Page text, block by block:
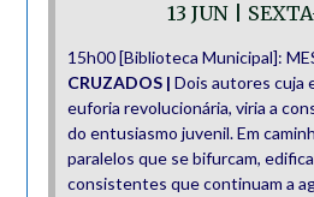
13 JUN |
15h00 [Biblioteca Municipal]:
CRUZADOS | Dois autores cuja
euforia revolucionária, viria a
do entusiasmo juvenil. Em
paralelos que se bifurcam,
consistentes que continuam a